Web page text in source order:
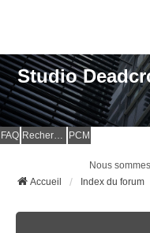
Studio
FAQ Rechercher PCM
Nous
Accueil
Index du forum